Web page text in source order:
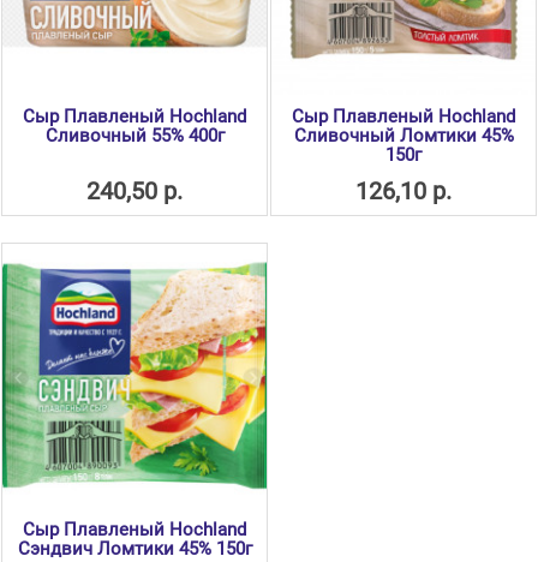
Сыр Плавленый Hochland
Сливочный 55% 400г
240,50 р.
Сыр Плавленый Hochland
Сливочный Ломтики 45%
150г
126,10 р.
Сыр Плавленый Hochland
Сэндвич Ломтики 45% 150г